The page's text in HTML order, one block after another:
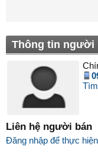
Thông tin người
Liên hệ người bán
Đăng nhập để thực